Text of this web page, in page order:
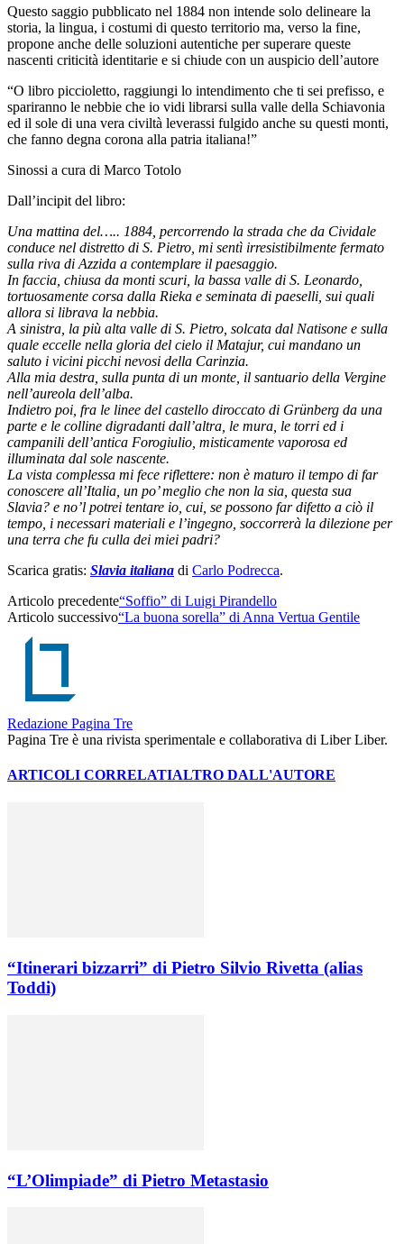
Questo saggio pubblicato nel 1884 non intende solo delineare la
storia, la lingua, i costumi di questo territorio ma, verso la fine,
propone anche delle soluzioni autentiche per superare queste
nascenti criticità identitarie e si chiude con un auspicio dell’autore
“O libro piccioletto, raggiungi lo intendimento che ti sei prefisso, e
spariranno le nebbie che io vidi librarsi sulla valle della Schiavonia
ed il sole di una vera civiltà leverassi fulgido anche su questi monti,
che fanno degna corona alla patria italiana!”
Sinossi a cura di Marco Totolo
Dall’incipit del libro:
Una mattina del….. 1884, percorrendo la strada che da Cividale
conduce nel distretto di S. Pietro, mi sentì irresistibilmente fermato
sulla riva di Azzida a contemplare il paesaggio.
In faccia, chiusa da monti scuri, la bassa valle di S. Leonardo,
tortuosamente corsa dalla Rieka e seminata di paeselli, sui quali
allora si librava la nebbia.
A sinistra, la più alta valle di S. Pietro, solcata dal Natisone e sulla
quale eccelle nella gloria del cielo il Matajur, cui mandano un
saluto i vicini picchi nevosi della Carinzia.
Alla mia destra, sulla punta di un monte, il santuario della Vergine
nell’aureola dell’alba.
Indietro poi, fra le linee del castello diroccato di Grünberg da una
parte e le colline digradanti dall’altra, le mura, le torri ed i
campanili dell’antica Forogiulio, misticamente vaporosa ed
illuminata dal sole nascente.
La vista complessa mi fece riflettere: non è maturo il tempo di far
conoscere all’Italia, un po’ meglio che non la sia, questa sua
Slavia? e no’l potrei tentare io, cui, se possono far difetto a ciò il
tempo, i necessari materiali e l’ingegno, soccorrerà la dilezione per
una terra che fu culla dei miei padri?
Scarica gratis: Slavia italiana di Carlo Podrecca.
Articolo precedente“Soffio” di Luigi Pirandello
Articolo successivo“La buona sorella” di Anna Vertua Gentile
Redazione Pagina Tre
Pagina Tre è una rivista sperimentale e collaborativa di Liber Liber.
ARTICOLI CORRELATIALTRO DALL'AUTORE
“Itinerari bizzarri” di Pietro Silvio Rivetta (alias
Toddi)
“L’Olimpiade” di Pietro Metastasio